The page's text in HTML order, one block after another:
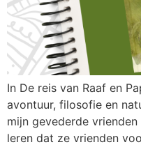
In De reis van Raaf en
avontuur, filosofie en
mijn gevederde
leren dat ze vrienden